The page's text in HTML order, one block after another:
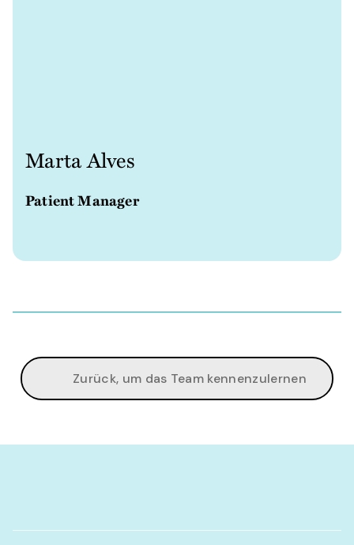
Marta Alves
Patient Manager
Zurück, um das Team kennenzulernen